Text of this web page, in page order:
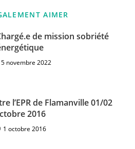
AIMER
de mission sobriété
novembre 2022
l’EPR de Flamanville 01/02
2016
1 octobre 2016